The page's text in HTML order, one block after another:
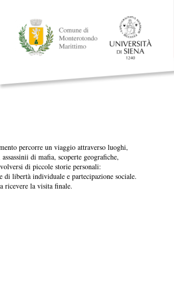
precedenti
percorre un viaggio attraverso luoghi,
di mafia, scoperte geografiche,
di piccole storie personali:
libertà individuale e partecipazione sociale.
ricevere la visita finale.